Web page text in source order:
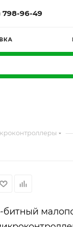
798-96-49
—
битный